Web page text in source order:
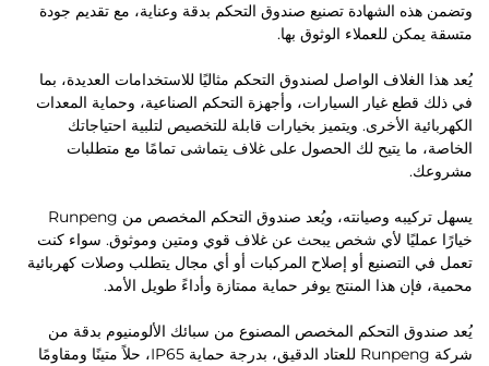
وتضمن هذه الشهادة تصنيع صندوق التحكم بدقة وعناية، مع تقديم جودة
متسقة يمكن للعملاء الوثوق بها.
يُعد هذا الغلاف الواصل لصندوق التحكم مثاليًا للاستخدامات العديدة، بما
في ذلك قطع غيار السيارات، وأجهزة التحكم الصناعية، وحماية المعدات
الكهربائية الأخرى. ويتميز بخيارات قابلة للتخصيص لتلبية احتياجاتك
الخاصة، ما يتيح لك الحصول على غلاف يتماشى تمامًا مع متطلبات
مشروعك.
يسهل تركيبه وصيانته، ويُعد صندوق التحكم المخصص من Runpeng
خيارًا عمليًا لأي شخص يبحث عن غلاف قوي ومتين وموثوق. سواء كنت
تعمل في التصنيع أو إصلاح المركبات أو أي مجال يتطلب وصلات كهربائية
محمية، فإن هذا المنتج يوفر حماية ممتازة وأداءً طويل الأمد.
يُعد صندوق التحكم المخصص المصنوع من سبائك الألومنيوم بدقة من
شركة Runpeng للعتاد الدقيق، بدرجة حماية IP65، حلاً متينًا ومقاومًا